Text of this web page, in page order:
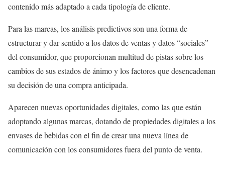
contenido más adaptado a cada tipología de cliente.
Para las marcas, los análisis predictivos son una forma de
estructurar y dar sentido a los datos de ventas y datos “sociales”
del consumidor, que proporcionan multitud de pistas sobre los
cambios de sus estados de ánimo y los factores que desencadenan
su decisión de una compra anticipada.
Aparecen nuevas oportunidades digitales, como las que están
adoptando algunas marcas, dotando de propiedades digitales a los
envases de bebidas con el fin de crear una nueva línea de
comunicación con los consumidores fuera del punto de venta.